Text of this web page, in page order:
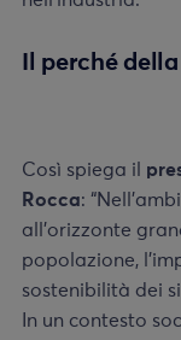
Il perché
Così spiega il
Rocca:
all’orizzonte
popolazione,
sostenibilità dei
In un contesto